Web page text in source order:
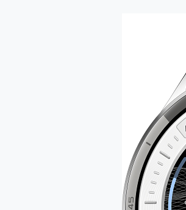
給
B&O
2億
3 個
小體
磁碟
全新
vivo
MSI
人像
多個